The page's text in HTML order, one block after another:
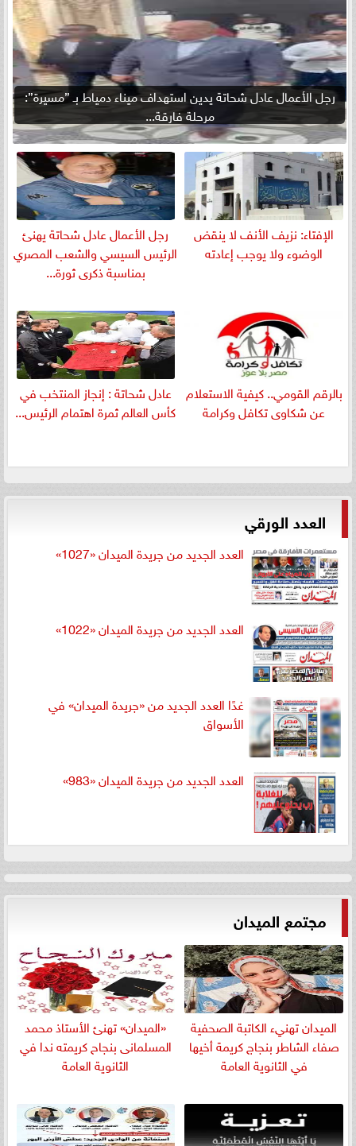
رجل الأعمال عادل شحاتة يدين استهداف ميناء دمياط بـ ”مسيرة”:
مرحلة فارقة...
الإفتاء: نزيف الأنف لا ينقض
الوضوء ولا يوجب إعادته
رجل الأعمال عادل شحاتة يهنئ
الرئيس السيسي والشعب المصري
بمناسبة ذكرى ثورة...
بالرقم القومي.. كيفية الاستعلام
عن شكاوى تكافل وكرامة
عادل شحاتة : إنجاز المنتخب في
كأس العالم ثمرة اهتمام الرئيس...
العدد الورقي
العدد الجديد من جريدة الميدان «1027»
العدد الجديد من جريدة الميدان «1022»
غدًا العدد الجديد من «جريدة الميدان» في
الأسواق
العدد الجديد من جريدة الميدان «983»
مجتمع الميدان
الميدان تهنيء الكاتبة الصحفية
صفاء الشاطر بنجاج كريمة أخيها
في الثانوية العامة
«الميدان» تهنئ الأستاذ محمد
المسلمانى بنجاح كريمته ندا في
الثانوية العامة